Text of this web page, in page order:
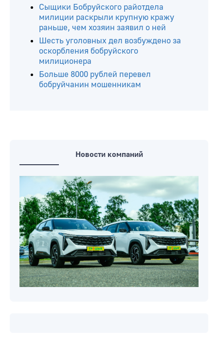
Сыщики Бобруйского райотдела
милиции раскрыли крупную кражу
раньше, чем хозяин заявил о ней
Шесть уголовных дел возбуждено за
оскорбления бобруйского
милиционера
Больше 8000 рублей перевел
бобруйчанин мошенникам
Новости компаний